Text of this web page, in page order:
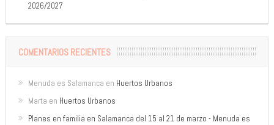
2026/2027
COMENTARIOS RECIENTES
Menuda es Salamanca en Huertos Urbanos
Marta en Huertos Urbanos
Planes en familia en Salamanca del 15 al 21 de marzo - Menuda es